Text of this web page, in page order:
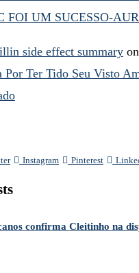
FOI UM SUCESSO-
side effect summary on
Por Ter Tido Seu Visto
Instagram Pinterest
confirma Cleitinho na